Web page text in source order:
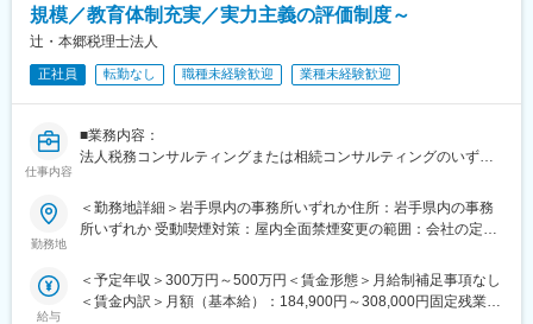
また、RPAやAIによる大規模なプロセス改革・自動化を踏み出し
た段階にあり、地図データ整備プロセスの自動化を
加速させるプロセスにも関わってもらうことを期待しておりま
す。
Python等を活用した自動化を推進しており（地図データに関する
システム開発や自動化システムの開発／AIの導入／新サービスの
能性も大きいポジションです。
変更の範囲：会社の定める業務
・新規顧客に向けた事業承継コンサル業務
・法人オーナーへ向けた辻本郷のグループソリューション提案
（保険・不動産・М＆A・ITソフト提案） など
マネジメント業務(いずれも共通でマネジメント職で採用となった
・担当ユニットの管理(売上、目標など)
・メンバーフォロー等
＜チーム連携＞
税務に関わる様々な分野のエキスパートが集結し、案件によって
規模／教育体制充実／実力主義の評価制度～
辻・本郷税理士法人
正社員 転勤なし 職種未経験歓迎 業種未経験歓迎
仕事内容
■業務内容：
法人税務コンサルティングまたは相続コンサルティングのいずれ
法人向け税務コンサルティング
・法人顧問業務（月次・決算・申告書作成など）
・財務諸表の精査による、適用可能な税法・規制の確認
・節税対策やリスク回避の方法など税務戦略の策定
勤務地
＜勤務地詳細＞岩手県内の事務所いずれか住所：岩手県内の事務
所いずれか 受動喫煙対策：屋内全面禁煙変更の範囲：会社の定め
給与
＜予定年収＞300万円～500万円＜賃金形態＞月給制補足事項なし
＜賃金内訳＞月額（基本給）：184,900円～308,000円固定残業手